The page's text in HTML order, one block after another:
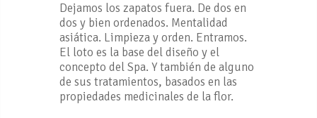
Dejamos los zapatos fuera. De dos en
dos y bien ordenados. Mentalidad
asiática. Limpieza y orden. Entramos.
El loto es la base del diseño y el
concepto del Spa. Y también de alguno
de sus tratamientos, basados en las
propiedades medicinales de la flor.